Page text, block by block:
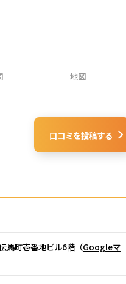
地図
口コミを投稿する
馬町壱番地ビル6階（Googleマ